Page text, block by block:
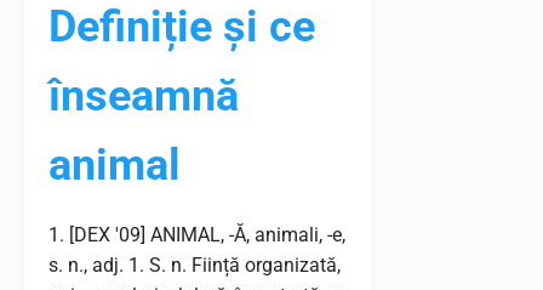
Definiție și ce
înseamnă
animal
1. [DEX '09] ANIMAL, -Ă, animali, -e,
s. n., adj. 1. S. n. Ființă organizată,